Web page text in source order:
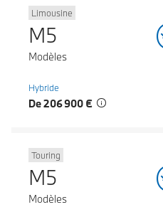
Limousine
M5
Modèles
Hybride
De 206 900 €
Touring
M5
Modèles